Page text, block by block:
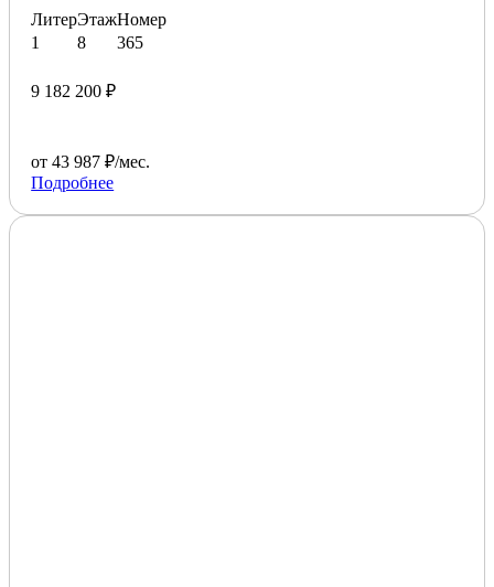
Литер
1
Этаж
8
Номер
365
9 182 200 ₽
от 43 987 ₽/мес.
Подробнее